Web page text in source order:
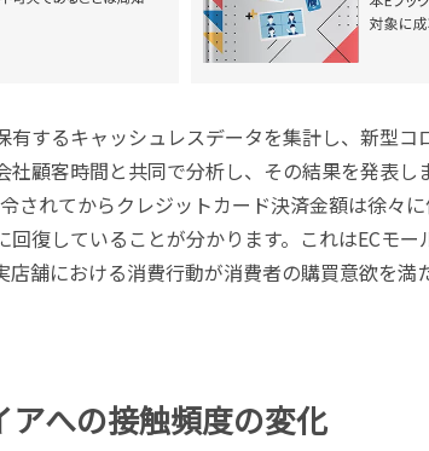
有するキャッシュレスデータを集計し、新型コ
顧客時間と共同で分析し、その結果を発表し
されてからクレジットカード決済金額は徐々
復していることが分かります。これはECモ
舗における消費行動が消費者の購買意欲を満
アへの接触頻度の変化